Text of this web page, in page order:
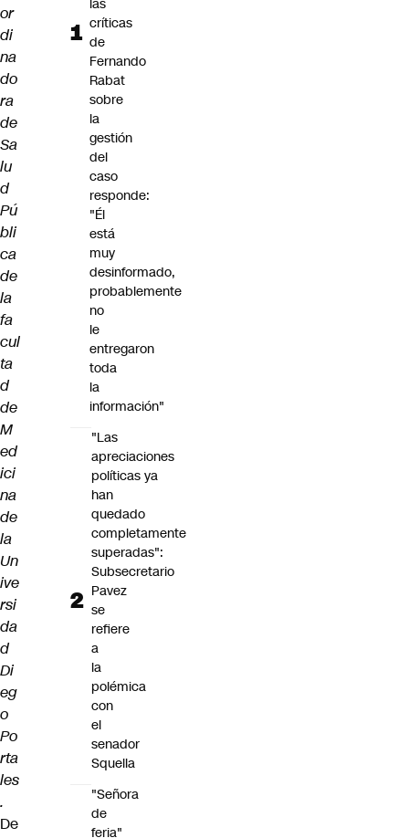
or
di
na
do
ra
de
Sa
lu
d
Pú
bli
ca
de
la
fa
cul
ta
d
de
M
ed
ici
na
de
la
Un
ive
rsi
da
d
Di
eg
o
Po
rta
les
.
De
las
críticas
de
Fernando
Rabat
sobre
la
gestión
del
caso
responde:
"Él
está
muy
desinformado,
probablemente
no
le
entregaron
toda
la
información"
"Las
apreciaciones
políticas ya
han
quedado
completamente
superadas":
Subsecretario
Pavez
se
refiere
a
la
polémica
con
el
senador
Squella
"Señora
de
feria"